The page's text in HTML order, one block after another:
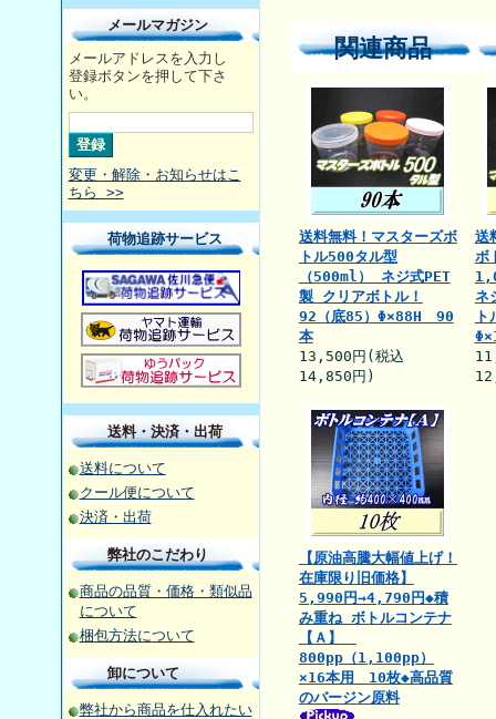
メールマガジン
メールアドレスを入力し
登録ボタンを押して下さ
い。
変更・解除・お知らせはこ
ちら >>
荷物追跡サービス
送料・決済・出荷
送料について
クール便について
決済・出荷
弊社のこだわり
商品の品質・価格・類似品
について
梱包方法について
卸について
弊社から商品を仕入れたい
関連商品
送料無料！マスターズボ
トル500タル型
（500ml） ネジ式PET
製 クリアボトル！
92（底85）Φ×88H 90
本
13,500円(税込
14,850円)
送
ボ
ネ
【原油高騰大幅値上げ！
在庫限り旧価格】
5,990円→4,790円◆積
み重ね ボトルコンテナ
【Ａ】
800pp（1,100pp）
×16本用 10枚◆高品質
のバージン原料